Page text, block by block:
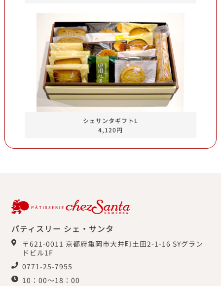
シェサンタギフトL
4,120円
パティスリー シェ・サンタ
〒621-0011 京都府亀岡市大井町土田2-1-16 SYグラン
ドビル1F
0771-25-7955
10：00～18：00